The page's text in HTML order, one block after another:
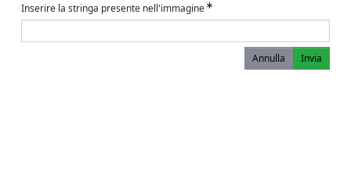
Inserire la stringa presente nell'immagine
Annulla Invia